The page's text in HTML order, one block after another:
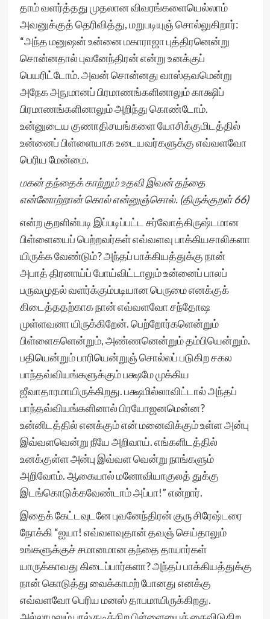
தாம் வளர்த்தது முதலான விவரங்களையெல்லாம்
அவனுக்குத் தெரிவித்து, மறுபடியுஞ் சொல்லுகிறார்:
“அந்த மனுஷன் உன்னை மகாராஜா புத்திரனென்று
சொன்னதால் புவனேந்திரன் என்று உனக்குப்
பெயரிட்டோம். அவன் சொன்னது வாஸ்தவமென்று
அநேக அநுமானப் பிரமாணங்களினாலும் காக்ஷிப்
பிரமாணங்களினாலும் அறிந்து கொண்டோம்.
உன்னுடைய குணாதிசயங்களை யோசிக்குமிடத்தில்
உன்னைப் பிள்ளையாக உடையவர்களுக்கு எவ்வளவோ
பெரிய மேன்மை.
மகன் தந்தைக் காற்றும் உதவி இவன் தந்தை
என்னோற்றான் கொல் என்னுஞ்சொல். (திருக்குறள் 66)
என்ற குறளின்படி இப்படிப்பட்ட சர்வோத்கிருஷ்டமான
பிள்ளையைப் பெற்றவர்கள் எவ்வளவு பாக்கியசாலிகளா
யிருக்க வேண்டும்? அந்தப் பாக்கியத்துக்கு நான்
அபாத் திரனாய்ப் போய்விட்டாலும் உன்னைப் பாலப்
பருவமுதல் வளர்க்கும்படியான பெருமை எனக்குக்
கிடைத்ததற்காக நான் எவ்வளவோ சந்தோஷ
முள்ளவனா யிருக்கிறேன். பெற்றோர்களென்றும்
பிள்ளைகளென்றும், அண்ணனென்றும் தம்பியென்றும்.
பதியென்றும் பாரியென்றுஞ் சொல்லப் படுகிற சகல
பாந்தவ்வியங்களுக்கும் பக்ஷமே முக்கிய
ஜீவாதாரமாயிருக்கிறது. பக்ஷமில்லாவிட்டால் அந்தப்
பாந்தவ்வியங்களினால் பிரயோஜனமென்ன?
உன்னிடத்தில் எனக்கும் என் மனைவிக்கும் உள்ள அன்பு
இவ்வளவென்று நீயே அறிவாய். எங்களிடத்தில்
உனக்குள்ள அன்பு இவ்வள வென்று நாங்களும்
அறிவோம். ஆகையால் மனோவியாகுலத் துக்கு
இடங்கொடுக்கவேண்டாம் அப்பா!” என்றார்.
இதைக் கேட்டவுடனே புவனேந்திரன் குரு சிரேஷ்டரை
நோக்கி “ஐயா! எவ்வளவுதான் தவஞ் செய்தாலும்
உங்களுக்குச் சமானமான தந்தை தாயார்கள்
யாருக்காவது கிடைப்பார்களா? அந்தப் பாக்கியத்துக்கு
நான் கொடுத்து வைக்காமற் போனது எனக்கு
எவ்வளவோ பெரிய மனஸ் தாபமாயிருக்கிறது.